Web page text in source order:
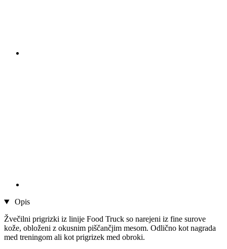
Opis
Žvečilni prigrizki iz linije Food Truck so narejeni iz fine surove
kože, obloženi z okusnim piščančjim mesom. Odlično kot nagrada
med treningom ali kot prigrizek med obroki.